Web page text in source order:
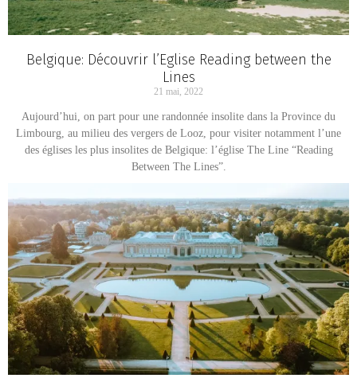
Belgique: Découvrir l’Eglise Reading between the
Lines
21 mai, 2022
Aujourd’hui, on part pour une randonnée insolite dans la Province du
Limbourg, au milieu des vergers de Looz, pour visiter notamment l’une
des églises les plus insolites de Belgique: l’église The Line “Reading
Between The Lines”.